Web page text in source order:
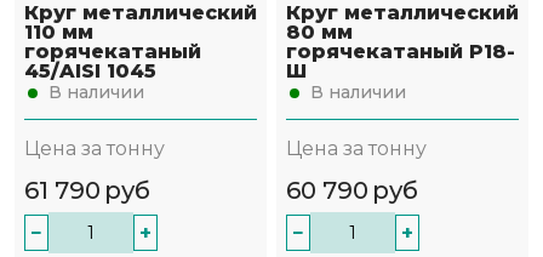
Круг металлический
110 мм
горячекатаный
45/AISI 1045
В наличии
Цена за тонну
61 790 руб
− +
Круг металлический
80 мм
горячекатаный Р18-
Ш
В наличии
Цена за тонну
60 790 руб
− +